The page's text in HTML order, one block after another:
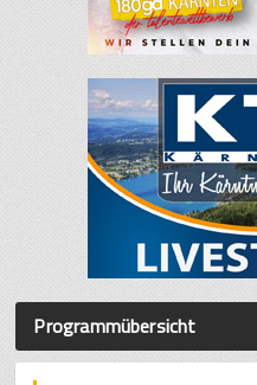
Programmübersicht